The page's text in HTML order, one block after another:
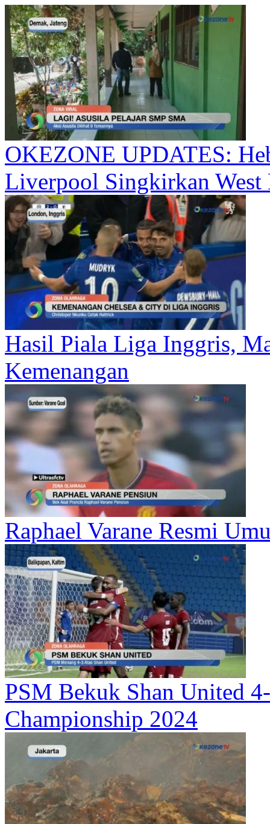
OKEZONE UPDATES:
Liverpool Singkirkan West
Hasil Piala Liga Inggris,
Kemenangan
Raphael Varane Resmi
PSM Bekuk Shan United
Championship 2024